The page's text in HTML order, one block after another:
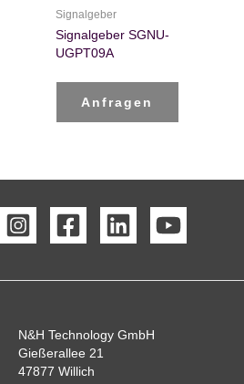
Signalgeber
Signalgeber SGNU-
UGPT09A
Anfragen
N&H Technology GmbH
Gießerallee 21
47877 Willich